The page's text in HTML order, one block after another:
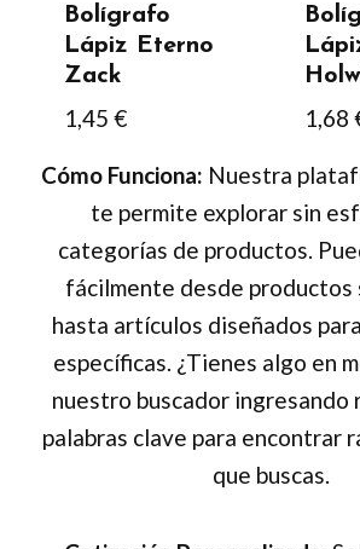
Bolígrafo
Lápiz Eterno
Zack
1,45 € 1,68
elegir
en
de
Cómo Funciona: Nuestra
te permite explorar sin
categorías de productos.
fácilmente desde productos
hasta artículos diseñados
específicas. ¿Tienes algo en
nuestro buscador ingresando
palabras clave para encontrar
que buscas.